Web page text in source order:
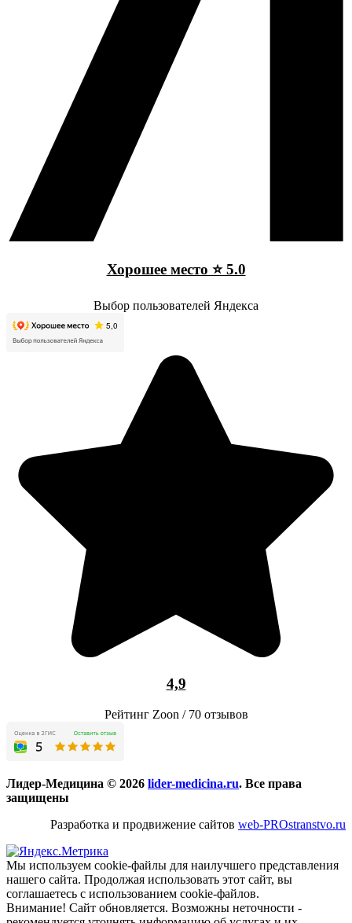
Хорошее место ⭐ 5.0
Выбор пользователей Яндекса
4,9
Рейтинг Zoon / 70 отзывов
Лидер-Медицина © 2026 lider-medicina.ru. Все права
защищены
Разработка и продвижение сайтов web-PROstranstvo.ru
Мы используем cookie-файлы для наилучшего представления
нашего сайта. Продолжая использовать этот сайт, вы
соглашаетесь с использованием cookie-файлов.
Внимание! Сайт обновляется. Возможны неточности -